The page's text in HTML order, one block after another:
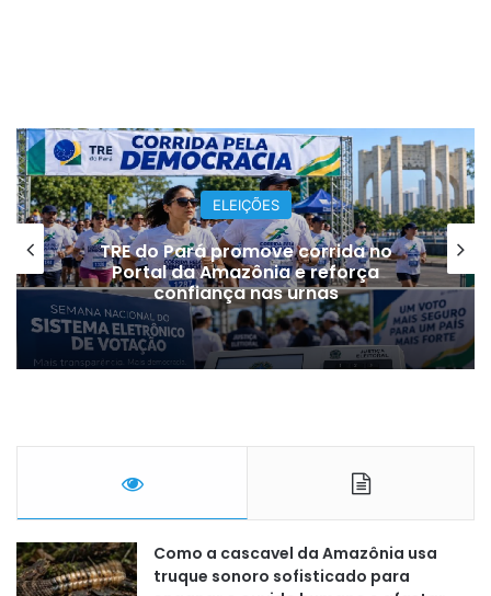
ELEIÇÕES
TRE do Pará promove corrida no
Portal da Amazônia e reforça
confiança nas urnas
Como a cascavel da Amazônia usa
truque sonoro sofisticado para